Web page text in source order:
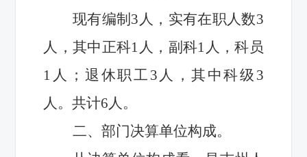
现有编制3人，实有在职人数3
人，其中正科1人，副科1人，科员
1人；退休职工3人，其中科级3
人。共计6人。
二、部门决算单位构成。